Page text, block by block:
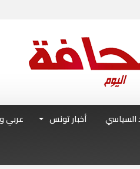
السياسي أخبار تونس عربي